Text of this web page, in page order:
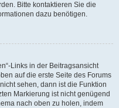
Bitte kontaktieren Sie die
dazu benötigen.
Links in der Beitragsansicht
auf die erste Seite des Forums
sehen, dann ist die Funktion
Markierung ist nicht genügend
nach oben zu holen, indem